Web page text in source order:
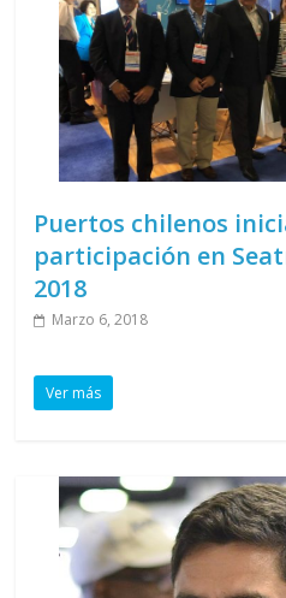
Puertos chilenos
participación en
2018
Marzo 6, 2018
Ver más